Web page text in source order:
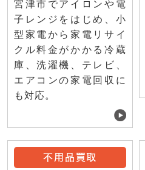
宮津市でアイロンや電
子レンジをはじめ、小
型家電から家電リサイ
クル料金がかかる冷蔵
庫、洗濯機、テレビ、
エアコンの家電回収に
も対応。
不用品買取